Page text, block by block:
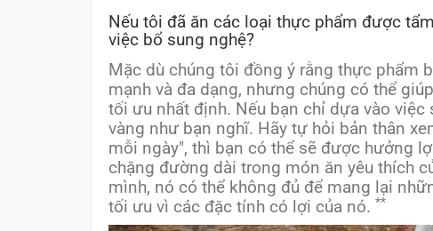
Nếu tôi đã ăn các loại thực phẩm được
việc bổ sung nghệ?
Mặc dù chúng tôi đồng ý rằng thực phẩm
mạnh và đa dạng, nhưng chúng có thể
tối ưu nhất định. Nếu bạn chỉ dựa vào
vàng như bạn nghĩ. Hãy tự hỏi bản thân
mỗi ngày", thì bạn có thể sẽ được hưởng
chặng đường dài trong món ăn yêu thích
mình, nó có thể không đủ để mang lại
tối ưu vì các đặc tính có lợi của nó. **